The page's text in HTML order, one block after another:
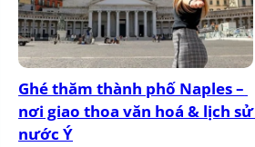
Ghé thăm thành phố Naples –
nơi giao thoa văn hoá & lịch sử
nước Ý